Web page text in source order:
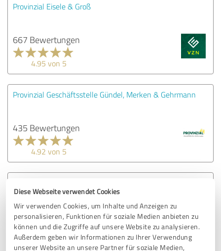
Diese Webseite verwendet Cookies
Wir verwenden Cookies, um Inhalte und Anzeigen zu
personalisieren, Funktionen für soziale Medien anbieten zu
können und die Zugriffe auf unsere Website zu analysieren.
Außerdem geben wir Informationen zu Ihrer Verwendung
unserer Website an unsere Partner für soziale Medien,
Provinzial Eisele & Groß
667 Bewertungen
4.95 von 5
Provinzial Geschäftsstelle Gündel, Merken & Gehrmann
435 Bewertungen
4.92 von 5
325 Bewertungen